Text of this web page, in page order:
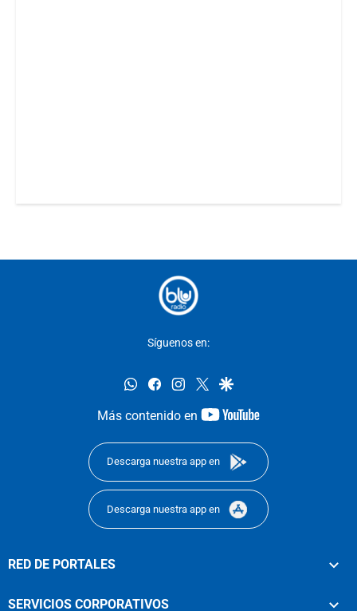
Síguenos en:
whatsappfacebookinstagram
twittergoogle
Más contenido en
youtube-
Descarga nuestra app en
Descarga nuestra app en
RED DE PORTALES
SERVICIOS CORPORATIVOS